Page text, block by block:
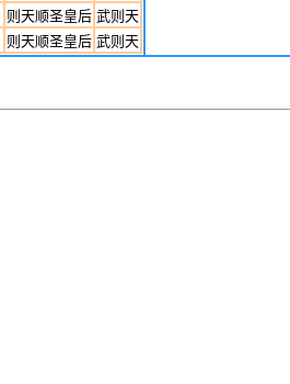
则天顺圣皇后 武则天
则天顺圣皇后 武则天